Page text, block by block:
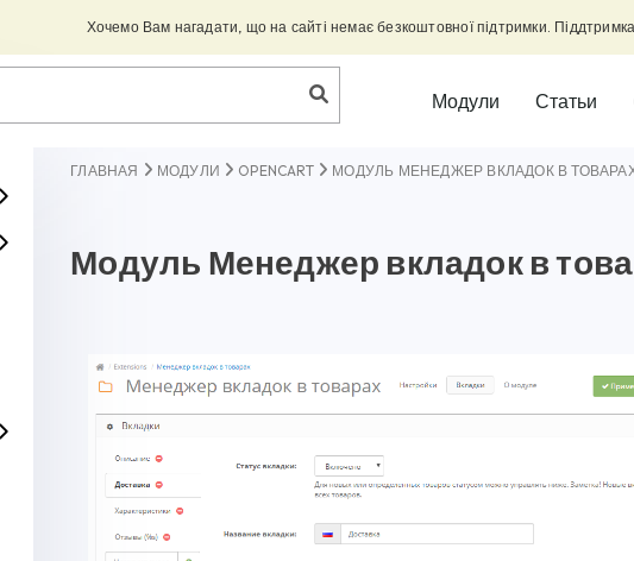
Хочемо Вам нагадати, що на сайті немає безкоштовної підтримки. Піддтримка
Модули Статьи
ГЛАВНАЯ МОДУЛИ OPENCART МОДУЛЬ МЕНЕДЖЕР ВКЛАДОК В ТОВАРАХ
Модуль Менеджер вкладок в